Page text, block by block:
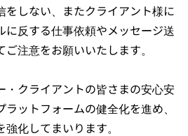
をしない、またクライアント様に
に反する仕事依頼やメッセージ送
注意をお願いいたします。
・クライアントの皆さまの安心安
ットフォームの健全化を進め、
化してまいります。